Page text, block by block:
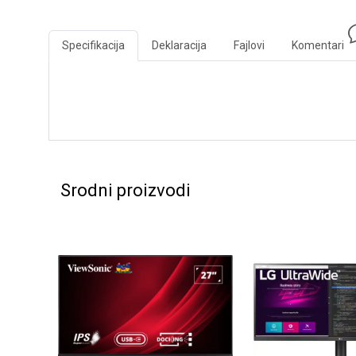
Specifikacija Deklaracija Fajlovi Komentari
Srodni proizvodi